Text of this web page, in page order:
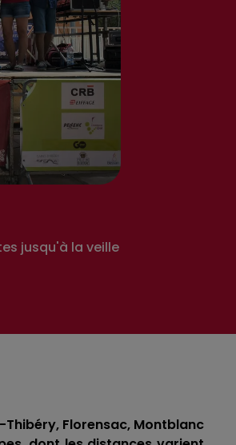
jusqu'à la veille
Thibéry, Florensac, Montblanc